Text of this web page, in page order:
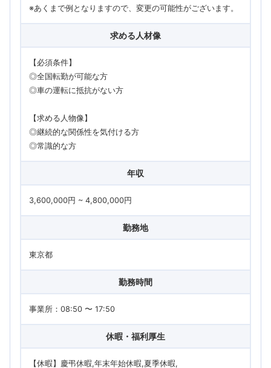
※あくまで例となりますので、変更の可能性がございます。
求める人材像
【必須条件】
◎全国転勤が可能な方
◎車の運転に抵抗がない方
【求める人物像】
◎継続的な関係性を気付ける方
◎常識的な方
年収
3,600,000円 ~ 4,800,000円
勤務地
東京都
勤務時間
事業所：08:50 〜 17:50
休暇・福利厚生
【休暇】慶弔休暇,年末年始休暇,夏季休暇